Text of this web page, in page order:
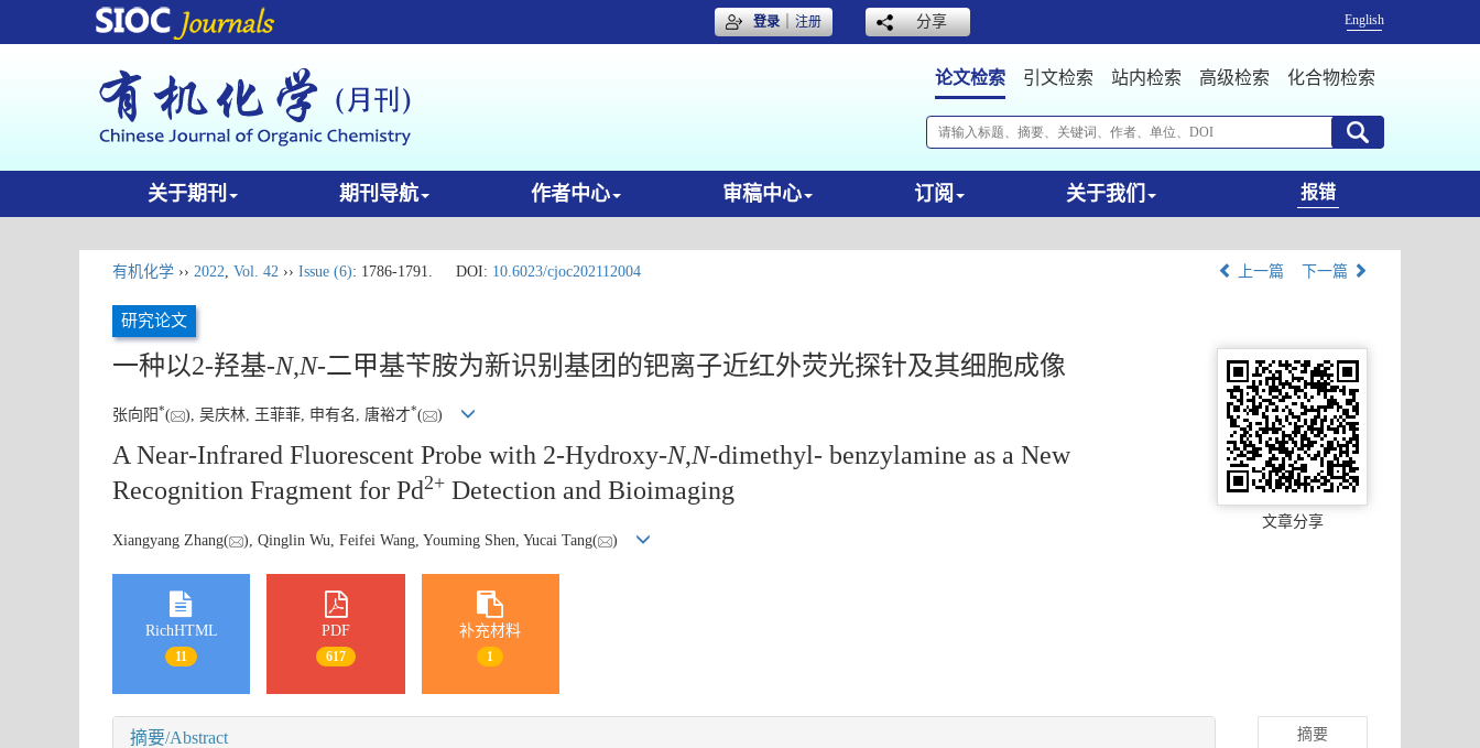
登录｜注册 分享 English
论文检索 引文检索 站内检索 高级检索 化合物检索
关于期刊 期刊导航 作者中心 审稿中心 订阅 关于我们 报错
有机化学 ›› 2022, Vol. 42 ›› Issue (6): 1786-1791. DOI: 10.6023/cjoc202112004 上一篇 下一篇
研究论文
一种以2-羟基-N,N-二甲基苄胺为新识别基团的钯离子近红外荧光探针及其细胞成像
张向阳*( ), 吴庆林, 王菲菲, 申有名, 唐裕才*( )
A Near-Infrared Fluorescent Probe with 2-Hydroxy-N,N-dimethyl- benzylamine as a New
Recognition Fragment for Pd2+ Detection and Bioimaging
Xiangyang Zhang( ), Qinglin Wu, Feifei Wang, Youming Shen, Yucai Tang( )
文章分享
RichHTML
11
PDF
617
补充材料
1
摘要/Abstract 摘要